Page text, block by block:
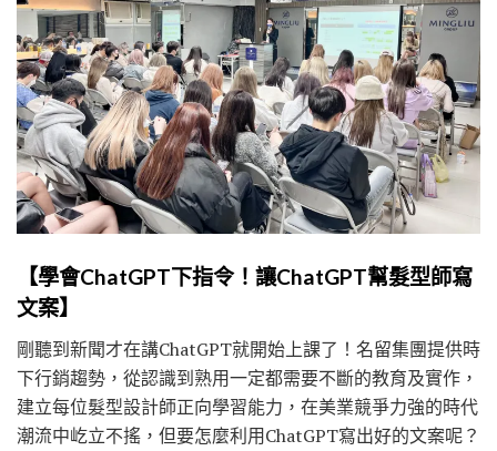
【學會ChatGPT下指令！讓ChatGPT幫髮型師寫
文案】
剛聽到新聞才在講ChatGPT就開始上課了！名留集團提供時
下行銷趨勢，從認識到熟用一定都需要不斷的教育及實作，
建立每位髮型設計師正向學習能力，在美業競爭力強的時代
潮流中屹立不搖，但要怎麼利用ChatGPT寫出好的文案呢？